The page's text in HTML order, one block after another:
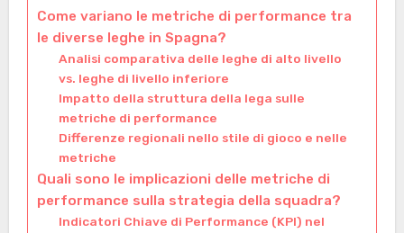
Come variano le metriche di performance tra
le diverse leghe in Spagna?
Analisi comparativa delle leghe di alto livello
vs. leghe di livello inferiore
Impatto della struttura della lega sulle
metriche di performance
Differenze regionali nello stile di gioco e nelle
metriche
Quali sono le implicazioni delle metriche di
performance sulla strategia della squadra?
Indicatori Chiave di Performance (KPI) nel